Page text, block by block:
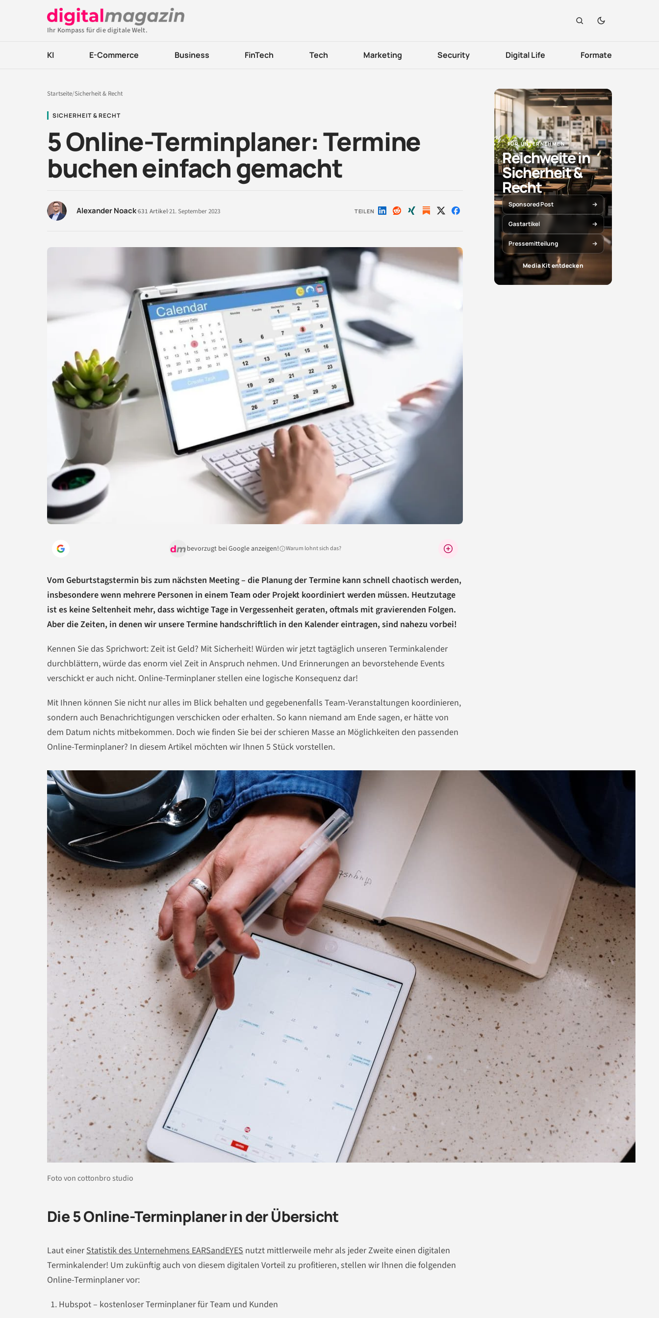
Ihr Kompass für die digitale Welt.
KI E-Commerce Business FinTech Tech Marketing Security Digital Life Formate
Startseite/Sicherheit & Recht
SICHERHEIT & RECHT
5 Online-Terminplaner: Termine
buchen einfach gemacht
Alexander Noack·631 Artikel·21. September 2023 TEILEN Auf Auf Auf Auf Auf
bevorzugt bei Google anzeigen! Warum lohnt sich das?
Vom Geburtstagstermin bis zum nächsten Meeting – die Planung der Termine kann schnell chaotisch werden,
insbesondere wenn mehrere Personen in einem Team oder Projekt koordiniert werden müssen. Heutzutage
ist es keine Seltenheit mehr, dass wichtige Tage in Vergessenheit geraten, oftmals mit gravierenden Folgen.
Aber die Zeiten, in denen wir unsere Termine handschriftlich in den Kalender eintragen, sind nahezu vorbei!
Kennen Sie das Sprichwort: Zeit ist Geld? Mit Sicherheit! Würden wir jetzt tagtäglich unseren Terminkalender
durchblättern, würde das enorm viel Zeit in Anspruch nehmen. Und Erinnerungen an bevorstehende Events
verschickt er auch nicht. Online-Terminplaner stellen eine logische Konsequenz dar!
Mit Ihnen können Sie nicht nur alles im Blick behalten und gegebenenfalls Team-Veranstaltungen koordinieren,
sondern auch Benachrichtigungen verschicken oder erhalten. So kann niemand am Ende sagen, er hätte von
dem Datum nichts mitbekommen. Doch wie finden Sie bei der schieren Masse an Möglichkeiten den passenden
Online-Terminplaner? In diesem Artikel möchten wir Ihnen 5 Stück vorstellen.
Foto von cottonbro studio
Die 5 Online-Terminplaner in der Übersicht
Laut einerStatistik des Unternehmens EARSandEYES nutzt mittlerweile mehr als jeder Zweite einen digitalen
Terminkalender! Um zukünftig auch von diesem digitalen Vorteil zu profitieren, stellen wir Ihnen die folgenden
Online-Terminplaner vor:
Hubspot – kostenloser Terminplaner für Team und Kunden
FÜR UNTERNEHMEN
Reichweite in
Sicherheit &
Recht
Sponsored Post
Gastartikel
Pressemitteilung
Media Kit entdecken